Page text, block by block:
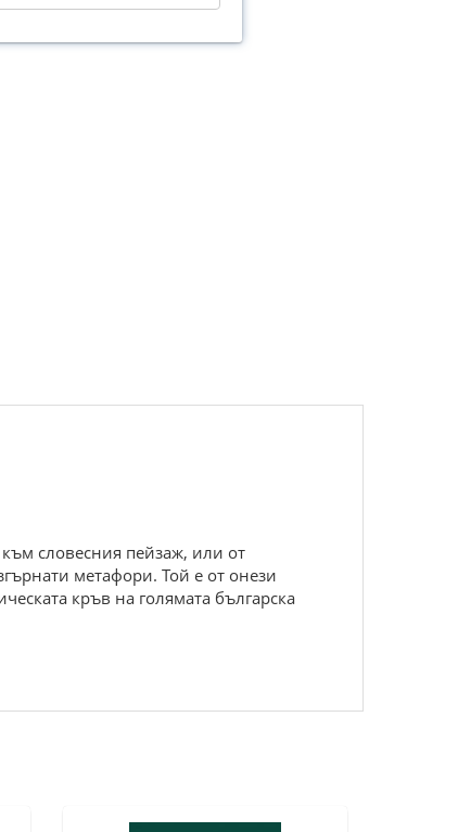
словесния пейзаж, или от
метафори. Той е от онези
кръв на голямата българска